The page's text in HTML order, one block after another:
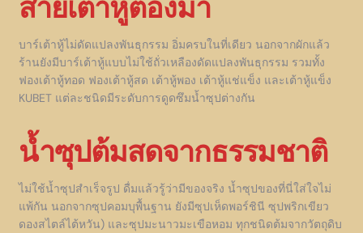
บาร์เต้าหู้ไม่ดัดแปลงพันธุกรรม อิ่มครบในที่เดียว นอกจากผักแล้ว
ร้านยังมีบาร์เต้าหู้แบบไม่ใช้ถั่วเหลืองดัดแปลงพันธุกรรม รวมทั้ง
ฟองเต้าหู้ทอด ฟองเต้าหู้สด เต้าหู้พอง เต้าหู้แช่แข็ง และเต้าหู้แข็ง
KUBET แต่ละชนิดมีระดับการดูดซึมน้ำซุปต่างกัน
น้ำซุปต้มสดจากธรรมชาติ
ไม่ใช้น้ำซุปสำเร็จรูป ดื่มแล้วรู้ว่ามีของจริง น้ำซุปของที่นี่ใส่ใจไม่
แพ้กัน นอกจากซุปคอมบุพื้นฐาน ยังมีซุปเห็ดพอร์ชินี ซุปพริกเขียว
ดองสไตล์ไต้หวัน) และซุปมะนาวมะเขือหอม ทุกชนิดต้มจากวัตถุดิบ